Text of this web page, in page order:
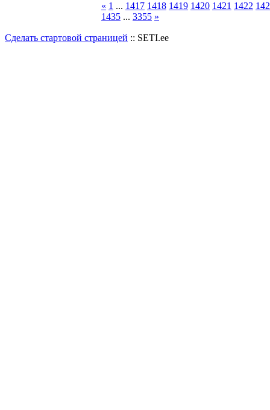
« 1 ... 1417 1418 1419 1420 1421 1422
1435 ... 3355 »
Сделать стартовой страницей :: SETI.ee